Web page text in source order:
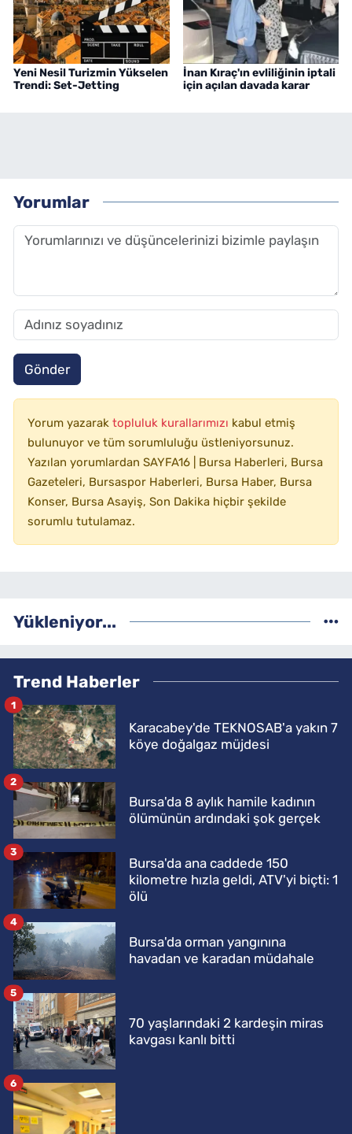
Yeni Nesil Turizmin Yükselen
Trendi: Set-Jetting
İnan Kıraç'ın evliliğinin iptali
için açılan davada karar
Yorumlar
Gönder
Yorum yazarak topluluk kurallarımızı kabul etmiş
bulunuyor ve tüm sorumluluğu üstleniyorsunuz.
Yazılan yorumlardan SAYFA16 | Bursa Haberleri, Bursa
Gazeteleri, Bursaspor Haberleri, Bursa Haber, Bursa
Konser, Bursa Asayiş, Son Dakika hiçbir şekilde
sorumlu tutulamaz.
Yükleniyor...
Trend Haberler
Karacabey'de TEKNOSAB'a yakın 7
köye doğalgaz müjdesi
1
Bursa'da 8 aylık hamile kadının
ölümünün ardındaki şok gerçek
2
Bursa'da ana caddede 150
kilometre hızla geldi, ATV'yi biçti: 1
ölü
3
Bursa'da orman yangınına
havadan ve karadan müdahale
4
70 yaşlarındaki 2 kardeşin miras
kavgası kanlı bitti
5
6